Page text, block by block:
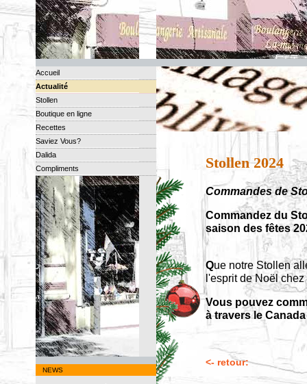
Accueil
Actualité
Stollen
Boutique en ligne
Recettes
Saviez Vous?
Dalida
Compliments
NEWS
Stollen 2024
Commandes de
Commandez du
saison des fêtes
Que notre Stollen
l'esprit de Noël chez
Vous pouvez
à travers le
<- retour: